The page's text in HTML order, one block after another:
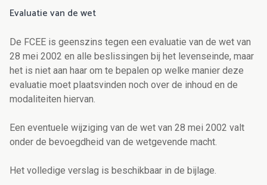
Evaluatie van de wet
De FCEE is geenszins tegen een evaluatie van de wet van
28 mei 2002 en alle beslissingen bij het levenseinde, maar
het is niet aan haar om te bepalen op welke manier deze
evaluatie moet plaatsvinden noch over de inhoud en de
modaliteiten hiervan.
Een eventuele wijziging van de wet van 28 mei 2002 valt
onder de bevoegdheid van de wetgevende macht.
Het volledige verslag is beschikbaar in de bijlage.